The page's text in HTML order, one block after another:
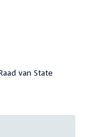
van State